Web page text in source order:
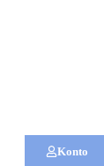
Konto